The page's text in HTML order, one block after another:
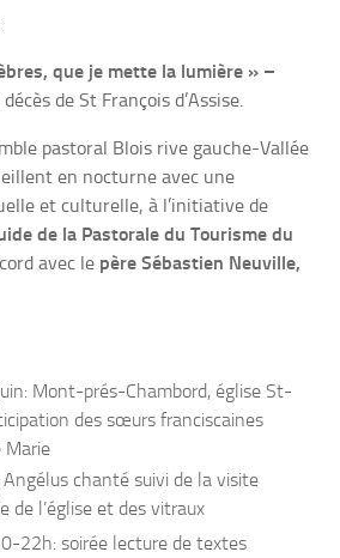
que je mette la lumière » –
de St François d’Assise.
pastoral Blois rive gauche-Vallée
en nocturne avec une
et culturelle, à l’initiative de
de la Pastorale du Tourisme du
avec le père Sébastien Neuville,
Mont-prés-Chambord, église St-
des sœurs franciscaines
Marie
Angélus chanté suivi de la visite
de l’église et des vitraux
22h: soirée lecture de textes